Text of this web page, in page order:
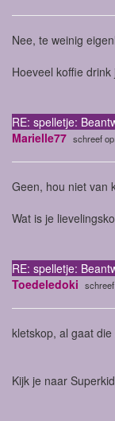
Nee, te weinig
Hoeveel koffie
RE: spelletje:
Marielle77 schreef
Geen, hou niet van
Wat is je
RE: spelletje:
Toedeledoki
kletskop, al gaat
Kijk je naar